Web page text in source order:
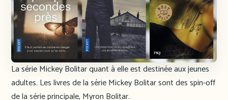
La série Mickey Bolitar quant à elle est destinée aux jeunes
adultes. Les livres de la série Mickey Bolitar sont des spin-off
de la série principale, Myron Bolitar.